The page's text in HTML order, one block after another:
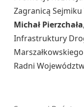
Zagranicą
Michał Pierzchała
Infrastruktury
Radni